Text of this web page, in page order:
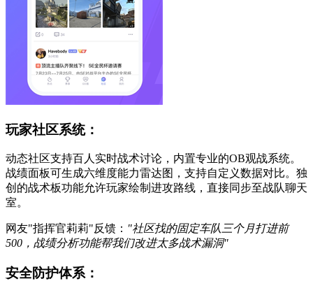
玩家社区系统：
动态社区支持百人实时战术讨论，内置专业的OB观战系统。
战绩面板可生成六维度能力雷达图，支持自定义数据对比。独
创的战术板功能允许玩家绘制进攻路线，直接同步至战队聊天
室。
网友"指挥官莉莉"反馈： "社区找的固定车队三个月打进前
500，战绩分析功能帮我们改进太多战术漏洞"
安全防护体系：